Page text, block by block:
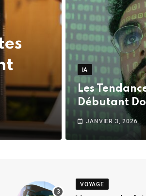
IA
Les
Débutant
JANVIER 3, 2026
VOYAGE